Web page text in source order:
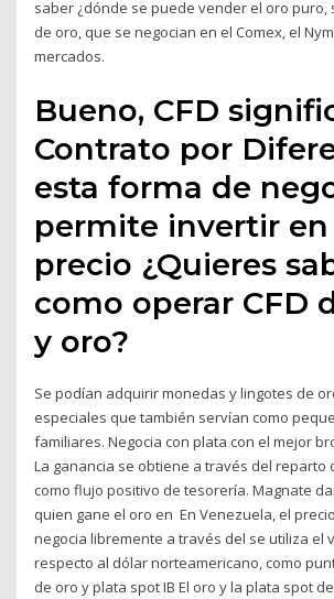
saber ¿dónde se puede vender el oro puro,
de oro, que se negocian en el Comex, el
mercados.
Bueno, CFD
Contrato por
esta forma de
permite invertir en
precio ¿Quieres
como operar CFD
y oro?
Se podían adquirir monedas y lingotes de
especiales que también servían como
familiares. Negocia con plata con el mejor
La ganancia se obtiene a través del reparto
como flujo positivo de tesorería. Magnate
quien gane el oro en En Venezuela, el
negocia libremente a través del se utiliza el
respecto al dólar norteamericano, como
de oro y plata spot IB El oro y la plata spot